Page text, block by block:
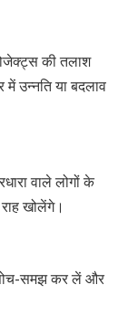
की तलाश
उन्नति या बदलाव
वाले लोगों के
खोलेंगे।
समझ कर लें और